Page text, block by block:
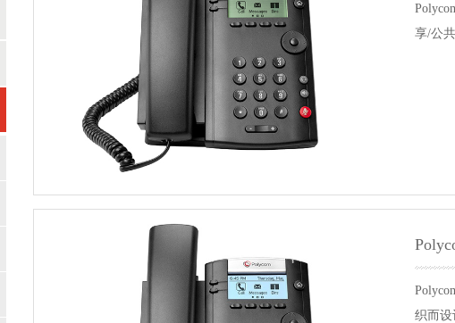
享/公
织而设